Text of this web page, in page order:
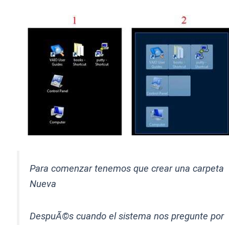
Para comenzar tenemos que crear una carpeta
Nueva
DespuÃ©s cuando el sistema nos pregunte por